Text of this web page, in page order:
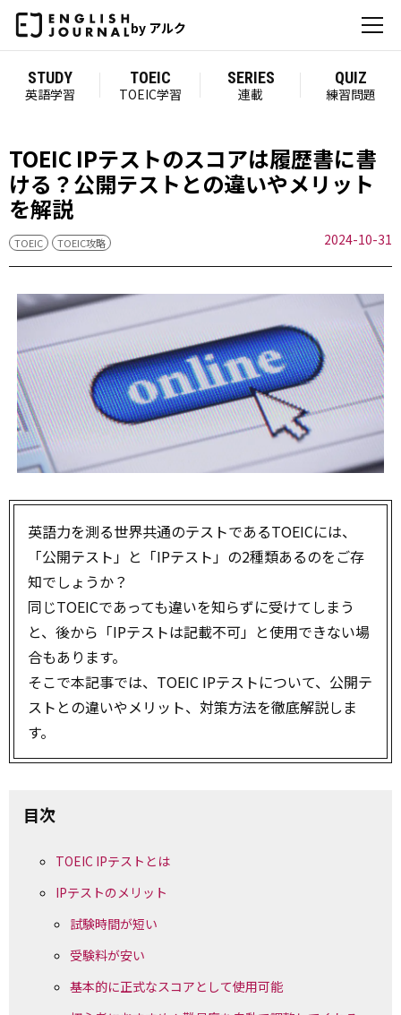
by アルク
STUDY
英語学習
TOEIC
TOEIC学習
SERIES
連載
QUIZ
練習問題
TOEIC IPテストのスコアは履歴書に書
ける？公開テストとの違いやメリット
を解説
TOEIC TOEIC攻略 2024-10-31
英語力を測る世界共通のテストであるTOEICには、
「公開テスト」と「IPテスト」の2種類あるのをご存
知でしょうか？
同じTOEICであっても違いを知らずに受けてしまう
と、後から「IPテストは記載不可」と使用できない場
合もあります。
そこで本記事では、TOEIC IPテストについて、公開テ
ストとの違いやメリット、対策方法を徹底解説しま
す。
目次
TOEIC IPテストとは
IPテストのメリット
試験時間が短い
受験料が安い
基本的に正式なスコアとして使用可能